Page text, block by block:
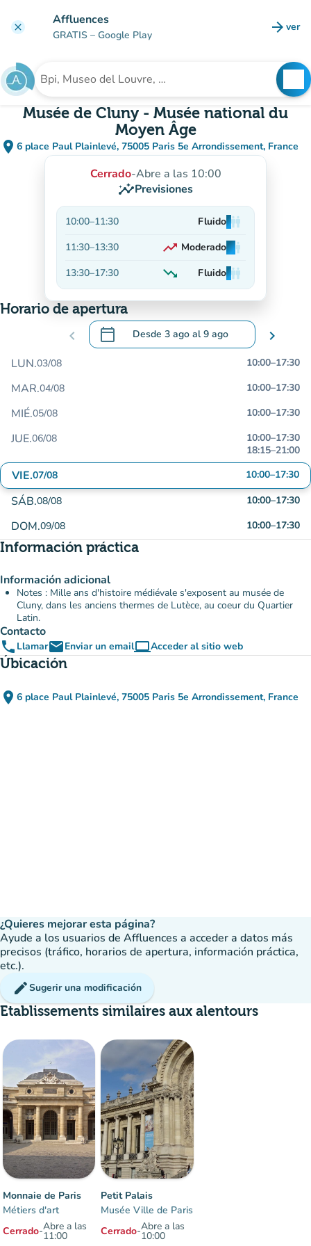
clear Affluences
GRATIS – Google Play arrow_forward ver
Buscar un establecimiento
Musée de Cluny - Musée national du
Moyen Âge
place 6 place Paul Plainlevé, 75005 Paris 5e Arrondissement, France
(abrir en Google Maps)
(nueva pestaña)
Cerrado-Abre a las 10:00
insightsPrevisiones
10:00–11:30 Fluidoman
man
man
11:30–13:30 trending_up Moderadoman
man
man
13:30–17:30 trending_down
En descenso
Fluidoman
man
man
Horario de apertura
chevron_left calendar_today Desde 3 ago al9 ago
.Abra el calendario para cambiar las
chevron_right
LUN.03/08 10:00–17:30
MAR.04/08 10:00–17:30
MIÉ.05/08 10:00–17:30
JUE.06/08 10:00–17:30
18:15–21:00
VIE.07/08 10:00–17:30
SÁB.08/08 10:00–17:30
DOM.09/08 10:00–17:30
Información práctica
Información adicional
Notes : Mille ans d'histoire médiévale s'exposent au musée de
Cluny, dans les anciens thermes de Lutèce, au coeur du Quartier
Latin.
Contacto
phone LlamaremailEnviar un emailcomputerAcceder al sitio web
(nueva pestaña)
Úbicación
place 6 place Paul Plainlevé, 75005 Paris 5e Arrondissement, France
(abrir en Google Maps)
(nueva pestaña)
¿Quieres mejorar esta página?
Ayude a los usuarios de Affluences a acceder a datos más
precisos (tráfico, horarios de apertura, información práctica,
etc.).
editSugerir una modificación
Etablissements similaires aux alentours
Monnaie de Paris
Métiers d'art
Cerrado-Abre a las
11:00
Petit Palais
Musée Ville de Paris
Cerrado-Abre a las
10:00